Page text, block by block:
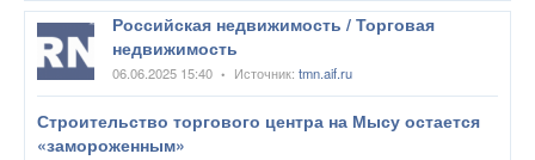
Российская недвижимость / Торговая
недвижимость
06.06.2025 15:40 • Источник: tmn.aif.ru
Строительство торгового центра на Мысу остается
«замороженным»